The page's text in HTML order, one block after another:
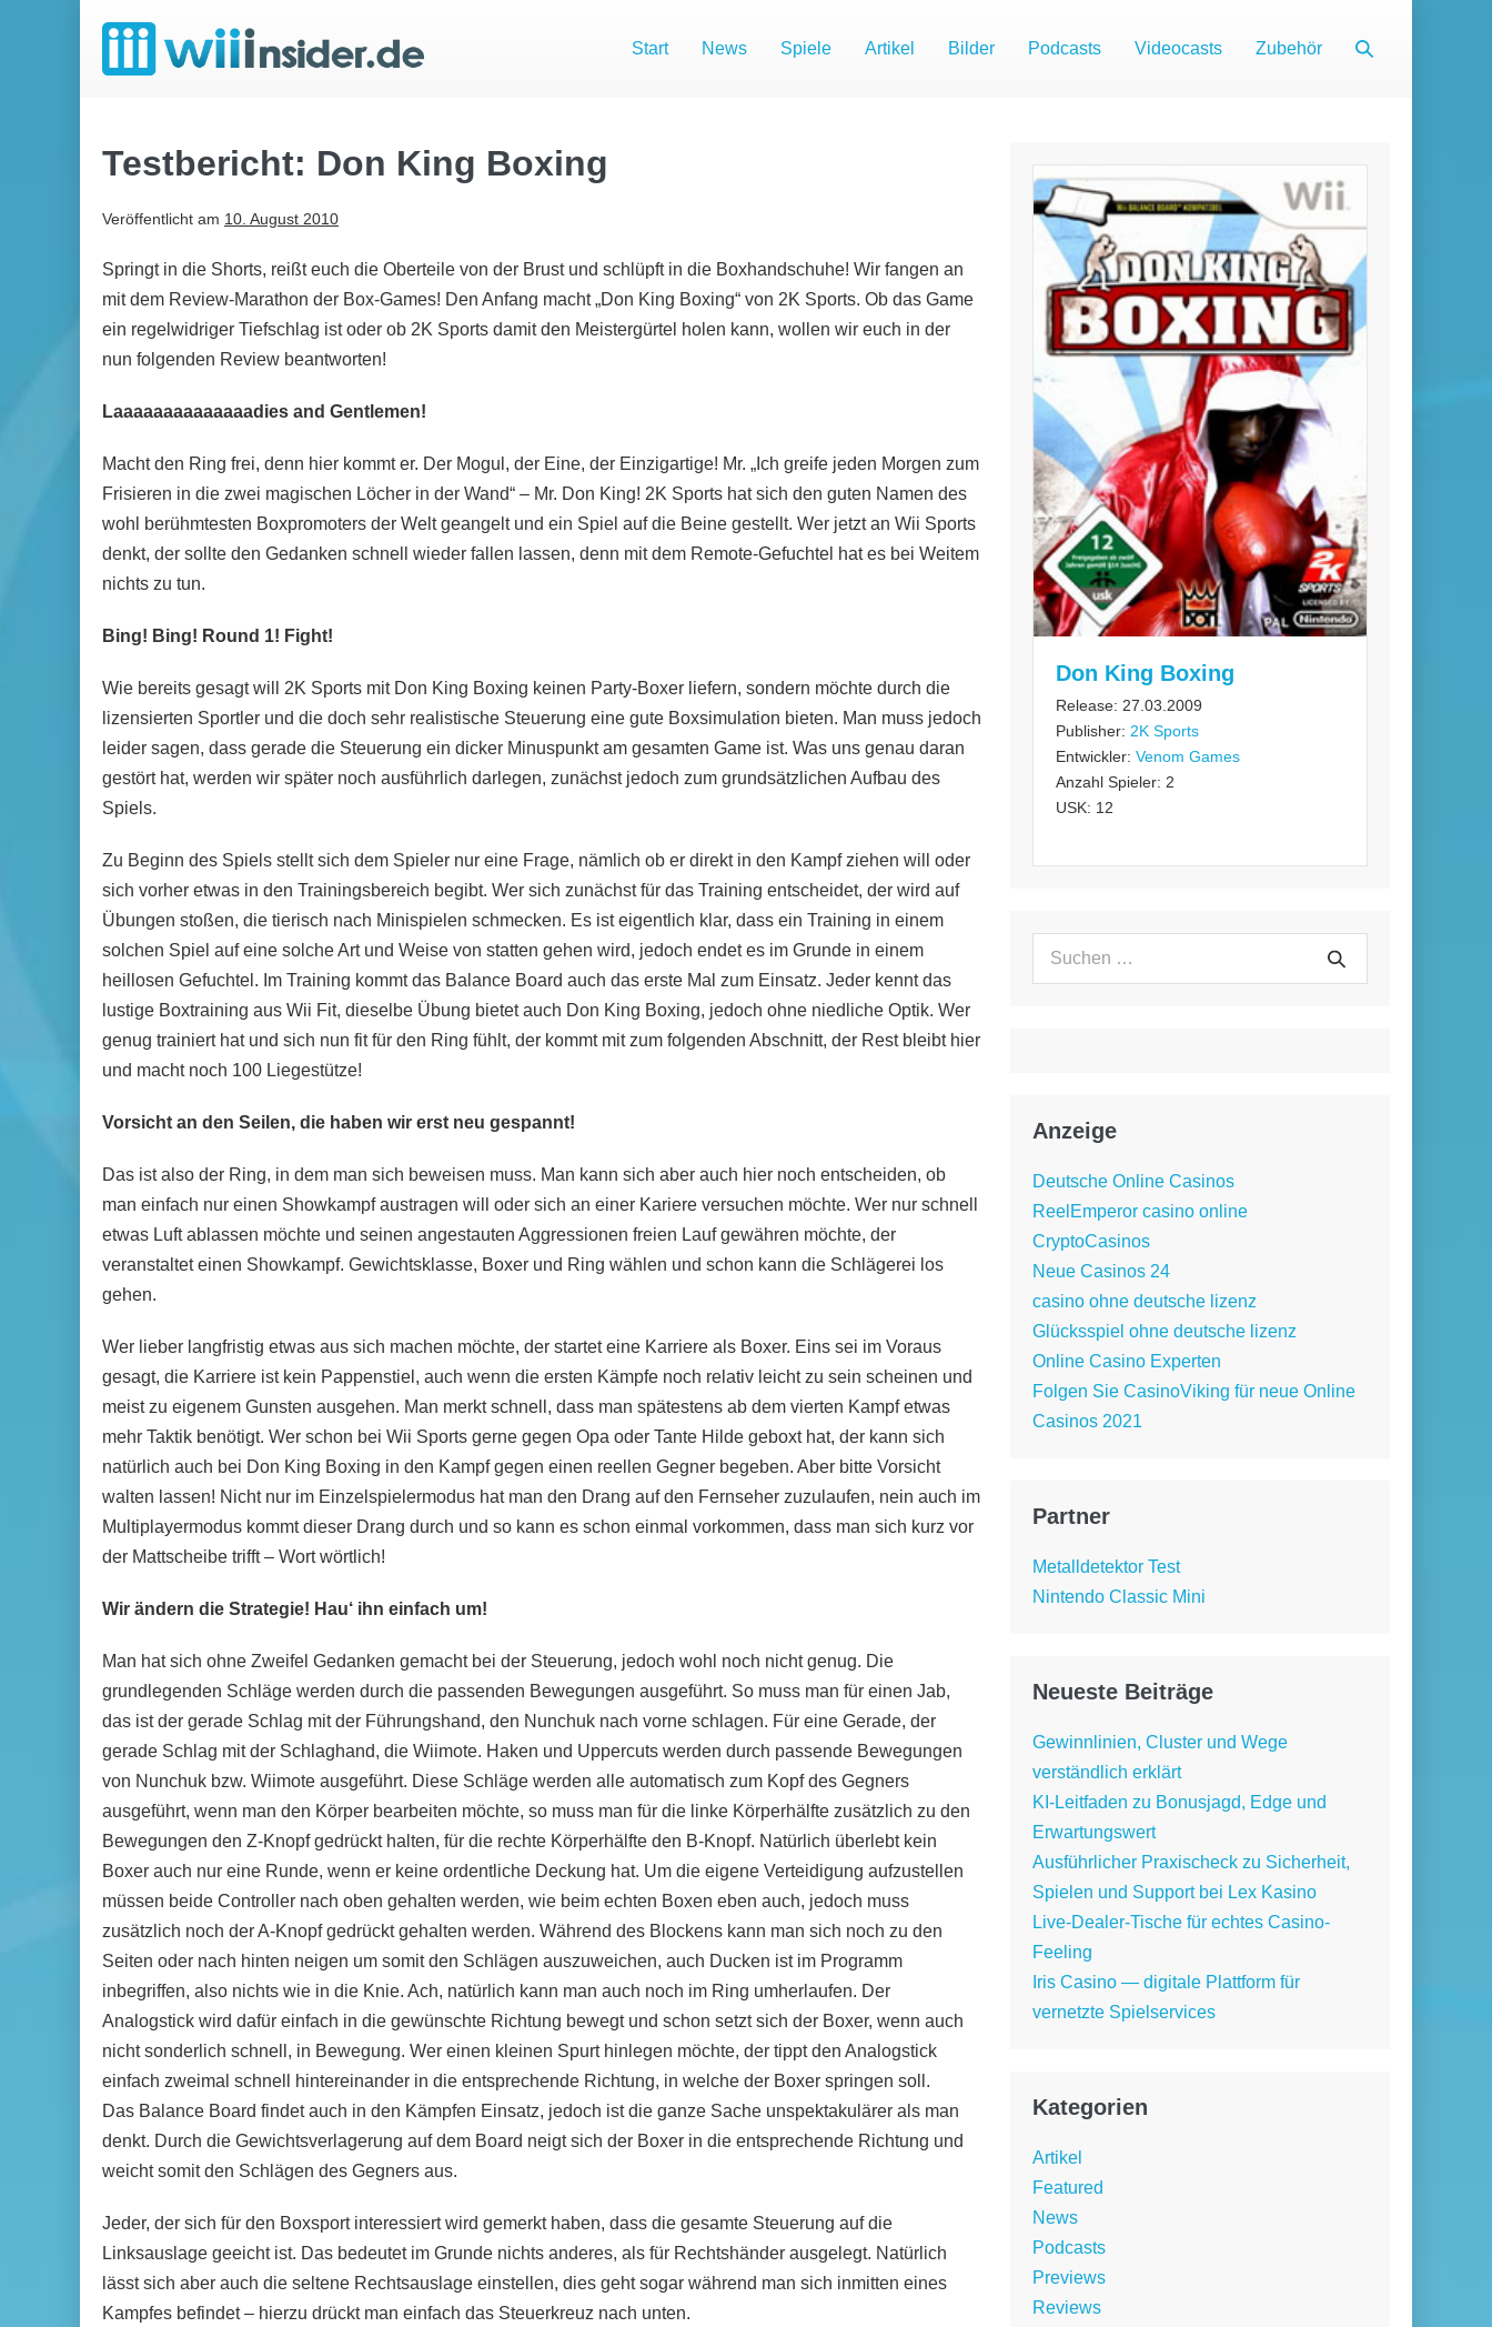
Start News Spiele Artikel Bilder Podcasts Videocasts Zubehör
Suche-
Testbericht: Don King Boxing
Veröffentlicht am 10. August 2010
Springt in die Shorts, reißt euch die Oberteile von der Brust und schlüpft in die Boxhandschuhe! Wir fangen an
mit dem Review-Marathon der Box-Games! Den Anfang macht „Don King Boxing“ von 2K Sports. Ob das Game
ein regelwidriger Tiefschlag ist oder ob 2K Sports damit den Meistergürtel holen kann, wollen wir euch in der
nun folgenden Review beantworten!
Laaaaaaaaaaaaaadies and Gentlemen!
Macht den Ring frei, denn hier kommt er. Der Mogul, der Eine, der Einzigartige! Mr. „Ich greife jeden Morgen zum
Frisieren in die zwei magischen Löcher in der Wand“ – Mr. Don King! 2K Sports hat sich den guten Namen des
wohl berühmtesten Boxpromoters der Welt geangelt und ein Spiel auf die Beine gestellt. Wer jetzt an Wii Sports
denkt, der sollte den Gedanken schnell wieder fallen lassen, denn mit dem Remote-Gefuchtel hat es bei Weitem
nichts zu tun.
Bing! Bing! Round 1! Fight!
Wie bereits gesagt will 2K Sports mit Don King Boxing keinen Party-Boxer liefern, sondern möchte durch die
lizensierten Sportler und die doch sehr realistische Steuerung eine gute Boxsimulation bieten. Man muss jedoch
leider sagen, dass gerade die Steuerung ein dicker Minuspunkt am gesamten Game ist. Was uns genau daran
gestört hat, werden wir später noch ausführlich darlegen, zunächst jedoch zum grundsätzlichen Aufbau des
Spiels.
Zu Beginn des Spiels stellt sich dem Spieler nur eine Frage, nämlich ob er direkt in den Kampf ziehen will oder
sich vorher etwas in den Trainingsbereich begibt. Wer sich zunächst für das Training entscheidet, der wird auf
Übungen stoßen, die tierisch nach Minispielen schmecken. Es ist eigentlich klar, dass ein Training in einem
solchen Spiel auf eine solche Art und Weise von statten gehen wird, jedoch endet es im Grunde in einem
heillosen Gefuchtel. Im Training kommt das Balance Board auch das erste Mal zum Einsatz. Jeder kennt das
lustige Boxtraining aus Wii Fit, dieselbe Übung bietet auch Don King Boxing, jedoch ohne niedliche Optik. Wer
genug trainiert hat und sich nun fit für den Ring fühlt, der kommt mit zum folgenden Abschnitt, der Rest bleibt hier
und macht noch 100 Liegestütze!
Vorsicht an den Seilen, die haben wir erst neu gespannt!
Das ist also der Ring, in dem man sich beweisen muss. Man kann sich aber auch hier noch entscheiden, ob
man einfach nur einen Showkampf austragen will oder sich an einer Kariere versuchen möchte. Wer nur schnell
etwas Luft ablassen möchte und seinen angestauten Aggressionen freien Lauf gewähren möchte, der
veranstaltet einen Showkampf. Gewichtsklasse, Boxer und Ring wählen und schon kann die Schlägerei los
gehen.
Wer lieber langfristig etwas aus sich machen möchte, der startet eine Karriere als Boxer. Eins sei im Voraus
gesagt, die Karriere ist kein Pappenstiel, auch wenn die ersten Kämpfe noch relativ leicht zu sein scheinen und
meist zu eigenem Gunsten ausgehen. Man merkt schnell, dass man spätestens ab dem vierten Kampf etwas
mehr Taktik benötigt. Wer schon bei Wii Sports gerne gegen Opa oder Tante Hilde geboxt hat, der kann sich
natürlich auch bei Don King Boxing in den Kampf gegen einen reellen Gegner begeben. Aber bitte Vorsicht
walten lassen! Nicht nur im Einzelspielermodus hat man den Drang auf den Fernseher zuzulaufen, nein auch im
Multiplayermodus kommt dieser Drang durch und so kann es schon einmal vorkommen, dass man sich kurz vor
der Mattscheibe trifft – Wort wörtlich!
Wir ändern die Strategie! Hau‘ ihn einfach um!
Man hat sich ohne Zweifel Gedanken gemacht bei der Steuerung, jedoch wohl noch nicht genug. Die
grundlegenden Schläge werden durch die passenden Bewegungen ausgeführt. So muss man für einen Jab,
das ist der gerade Schlag mit der Führungshand, den Nunchuk nach vorne schlagen. Für eine Gerade, der
gerade Schlag mit der Schlaghand, die Wiimote. Haken und Uppercuts werden durch passende Bewegungen
von Nunchuk bzw. Wiimote ausgeführt. Diese Schläge werden alle automatisch zum Kopf des Gegners
ausgeführt, wenn man den Körper bearbeiten möchte, so muss man für die linke Körperhälfte zusätzlich zu den
Bewegungen den Z-Knopf gedrückt halten, für die rechte Körperhälfte den B-Knopf. Natürlich überlebt kein
Boxer auch nur eine Runde, wenn er keine ordentliche Deckung hat. Um die eigene Verteidigung aufzustellen
müssen beide Controller nach oben gehalten werden, wie beim echten Boxen eben auch, jedoch muss
zusätzlich noch der A-Knopf gedrückt gehalten werden. Während des Blockens kann man sich noch zu den
Seiten oder nach hinten neigen um somit den Schlägen auszuweichen, auch Ducken ist im Programm
inbegriffen, also nichts wie in die Knie. Ach, natürlich kann man auch noch im Ring umherlaufen. Der
Analogstick wird dafür einfach in die gewünschte Richtung bewegt und schon setzt sich der Boxer, wenn auch
nicht sonderlich schnell, in Bewegung. Wer einen kleinen Spurt hinlegen möchte, der tippt den Analogstick
einfach zweimal schnell hintereinander in die entsprechende Richtung, in welche der Boxer springen soll.
Das Balance Board findet auch in den Kämpfen Einsatz, jedoch ist die ganze Sache unspektakulärer als man
denkt. Durch die Gewichtsverlagerung auf dem Board neigt sich der Boxer in die entsprechende Richtung und
weicht somit den Schlägen des Gegners aus.
Jeder, der sich für den Boxsport interessiert wird gemerkt haben, dass die gesamte Steuerung auf die
Linksauslage geeicht ist. Das bedeutet im Grunde nichts anderes, als für Rechtshänder ausgelegt. Natürlich
lässt sich aber auch die seltene Rechtsauslage einstellen, dies geht sogar während man sich inmitten eines
Kampfes befindet – hierzu drückt man einfach das Steuerkreuz nach unten.
Don King Boxing
Release: 27.03.2009
Publisher: 2K Sports
Entwickler: Venom Games
Anzahl Spieler: 2
USK: 12
Suchen
Suche
Anzeige
Deutsche Online Casinos
ReelEmperor casino online
CryptoCasinos
Neue Casinos 24
casino ohne deutsche lizenz
Glücksspiel ohne deutsche lizenz
Online Casino Experten
Folgen Sie CasinoViking für neue Online
Casinos 2021
Partner
Metalldetektor Test
Nintendo Classic Mini
Neueste Beiträge
Gewinnlinien, Cluster und Wege
verständlich erklärt
KI-Leitfaden zu Bonusjagd, Edge und
Erwartungswert
Ausführlicher Praxischeck zu Sicherheit,
Spielen und Support bei Lex Kasino
Live-Dealer-Tische für echtes Casino-
Feeling
Iris Casino — digitale Plattform für
vernetzte Spielservices
Kategorien
Artikel
Featured
News
Podcasts
Previews
Reviews